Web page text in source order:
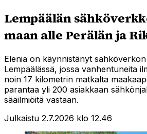
Lempäälän
maan alle Perälän ja
Elenia on käynnistänyt
Lempäälässä, jossa vanhentuneita
noin 17 kilometrin matkalta
parantaa yli 200 asiakkaan
sääilmiöitä vastaan.
Julkaistu 2.7.2026 klo 12.46